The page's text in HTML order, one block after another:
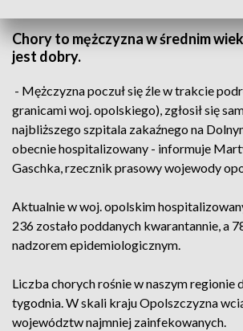
Chory to mężczyzna w średnim
jest dobry.
- Mężczyzna poczuł się źle w trakcie
granicami woj. opolskiego), zgłosił się
najbliższego szpitala zakaźnego na
obecnie hospitalizowany - informuje
Gaschka, rzecznik prasowy wojewody
Aktualnie w woj. opolskim
236 zostało poddanych kwarantannie, a
nadzorem epidemiologicznym.
Liczba chorych rośnie w naszym regionie
tygodnia. W skali kraju Opolszczyzna
województw najmniej zainfekowanych.